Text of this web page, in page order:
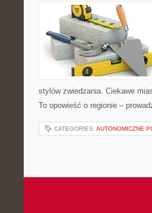
stylów zwiedzania. Ciekawe
To opowieść o regionie –
CATEGORIES: AUTONOMICZNE